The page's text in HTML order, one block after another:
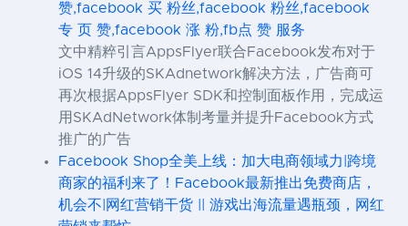
赞,facebook 买 粉丝,facebook 粉丝,facebook
专 页 赞,facebook 涨 粉,fb点 赞 服务
文中精粹引言AppsFlyer联合Facebook发布对于
iOS 14升级的SKAdnetwork解决方法，广告商可
再次根据AppsFlyer SDK和控制面板作用，完成运
用SKAdNetwork体制考量并提升Facebook方式
推广的广告
Facebook Shop全美上线：加大电商领域力|跨境
商家的福利来了！Facebook最新推出免费商店，
机会不|网红营销干货 || 游戏出海流量遇瓶颈，网红